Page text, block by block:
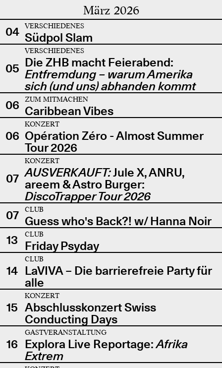
März 2026
04 VERSCHIEDENES
Südpol Slam
05
VERSCHIEDENES
Die ZHB macht Feierabend:
Entfremdung – warum Amerika
sich (und uns) abhanden kommt
06
ZUM MITMACHEN
Caribbean Vibes
06
KONZERT
Opération Zéro - Almost Summer
Tour 2026
07
KONZERT
AUSVERKAUFT:Jule X, ANRU,
areem & Astro Burger:
DiscoTrapper Tour 2026
07
CLUB
Guess who's Back?! w/ Hanna Noir
13
CLUB
Friday Psyday
14
CLUB
LaVIVA – Die barrierefreie Party für
alle
15
KONZERT
Abschlusskonzert Swiss
Conducting Days
16
GASTVERANSTALTUNG
Explora Live Reportage:Afrika
Extrem